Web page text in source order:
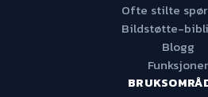
Ofte stilte
Bildstøtte-
Blogg
Funksjoner